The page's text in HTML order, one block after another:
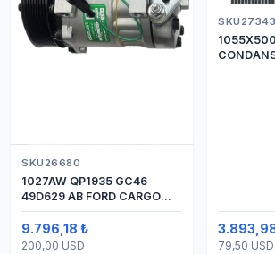
SKU26680
1027AW QP1935 GC46
49D629 AB FORD CARGO
24V 8PK ÜSTTEN ÇIKIŞ
4142 (SANDEN) KLİMA
KOMPRESÖRÜ 7H15
9.796,18 ₺
200,00 USD
SKU27343
79,50 USD